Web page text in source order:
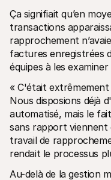
Ça signifiait qu’en
transactions
rapprochement
factures enregistrées
équipes à les
« C'était extrêmement
Nous disposions déjà
automatisé, mais le
sans rapport viennent
travail de
rendait le processus
Au-delà de la gestion